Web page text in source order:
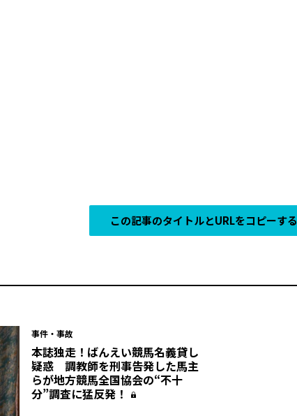
この記事のタイトルとURLをコピーする
事件・事故
本誌独走！ばんえい競馬名義貸し
疑惑 調教師を刑事告発した馬主
らが地方競馬全国協会の“不十
分”調査に猛反発！